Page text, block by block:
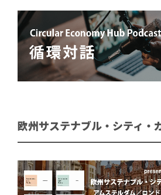
欧州サステナブル・シティ・